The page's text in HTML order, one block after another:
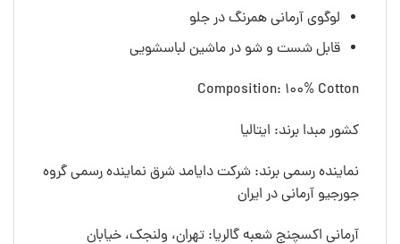
لوگوی آرمانی همرنگ در جلو
قابل شست و شو در ماشین لباسشویی
Composition: 100% Cotton
کشور مبدا برند: ایتالیا
نماینده رسمی برند: شرکت دایامد شرق نماینده رسمی گروه
جورجیو آرمانی در ایران
آرمانی اکسچنج شعبه گالریا: تهران، ولنجک، خیابان